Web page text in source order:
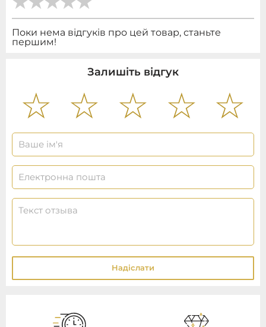
Поки нема відгуків про цей товар, станьте
першим!
Залишіть відгук
Надіслати